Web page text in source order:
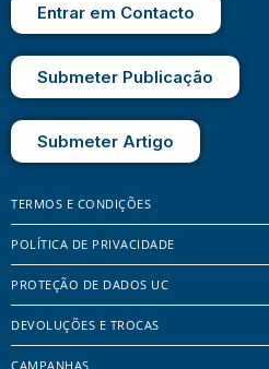
Entrar em Contacto
Submeter Publicação
Submeter Artigo
TERMOS E CONDIÇÕES
POLÍTICA DE PRIVACIDADE
PROTEÇÃO DE DADOS UC
DEVOLUÇÕES E TROCAS
CAMPANHAS